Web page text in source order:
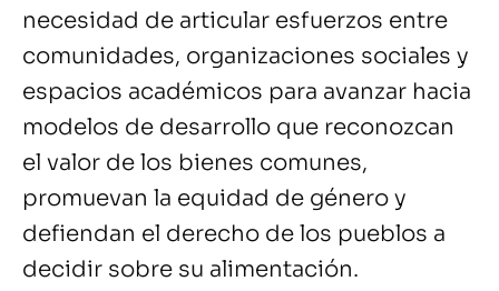
necesidad de articular esfuerzos entre
comunidades, organizaciones sociales y
espacios académicos para avanzar hacia
modelos de desarrollo que reconozcan
el valor de los bienes comunes,
promuevan la equidad de género y
defiendan el derecho de los pueblos a
decidir sobre su alimentación.